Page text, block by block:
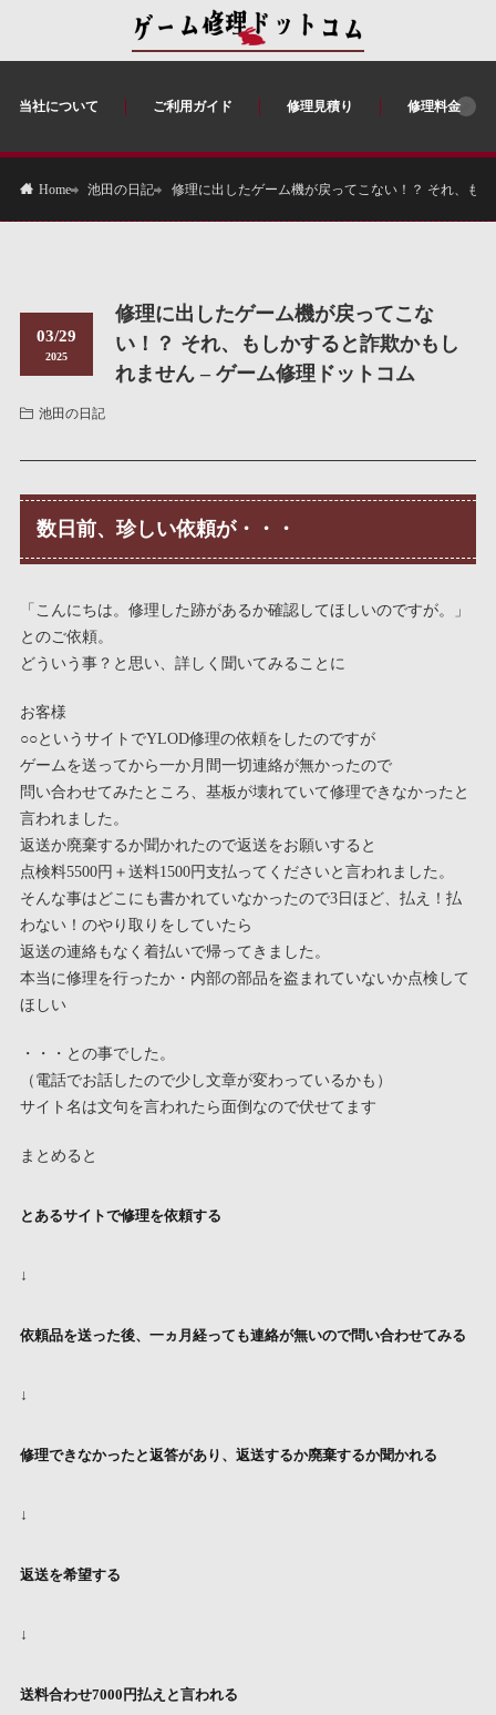
当社について ご利用ガイド 修理見積り 修理料金
Home 池田の日記 修理に出したゲーム機が戻ってこない！？ それ、も
03/29
2025
修理に出したゲーム機が戻ってこな
い！？ それ、もしかすると詐欺かもし
れません – ゲーム修理ドットコム
池田の日記
数日前、珍しい依頼が・・・
「こんにちは。修理した跡があるか確認してほしいのですが。」
とのご依頼。
どういう事？と思い、詳しく聞いてみることに
お客様
○○というサイトでYLOD修理の依頼をしたのですが
ゲームを送ってから一か月間一切連絡が無かったので
問い合わせてみたところ、基板が壊れていて修理できなかったと
言われました。
返送か廃棄するか聞かれたので返送をお願いすると
点検料5500円＋送料1500円支払ってくださいと言われました。
そんな事はどこにも書かれていなかったので3日ほど、払え！払
わない！のやり取りをしていたら
返送の連絡もなく着払いで帰ってきました。
本当に修理を行ったか・内部の部品を盗まれていないか点検して
ほしい
・・・との事でした。
（電話でお話したので少し文章が変わっているかも）
サイト名は文句を言われたら面倒なので伏せてます
まとめると
とあるサイトで修理を依頼する
↓
依頼品を送った後、一ヵ月経っても連絡が無いので問い合わせてみる
↓
修理できなかったと返答があり、返送するか廃棄するか聞かれる
↓
返送を希望する
↓
送料合わせ7000円払えと言われる